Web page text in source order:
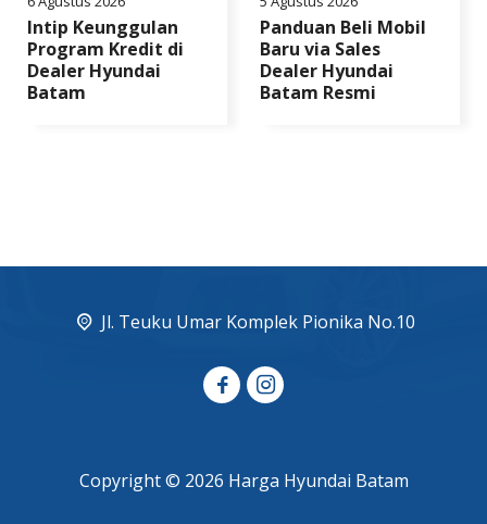
Intip Keunggulan
Program Kredit di
Dealer Hyundai
Batam
Panduan Beli Mobil
Baru via Sales
Dealer Hyundai
Batam Resmi
Jl. Teuku Umar Komplek Pionika No.10
Copyright © 2026 Harga Hyundai Batam